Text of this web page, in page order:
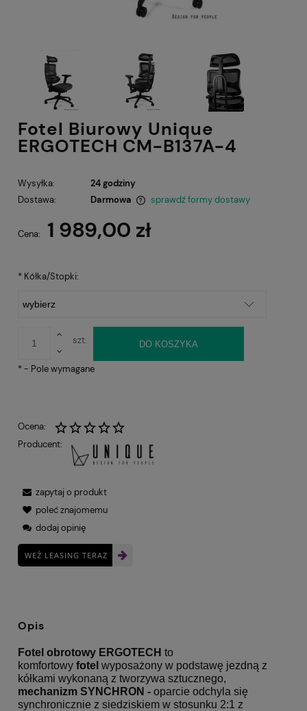
Fotel Biurowy Unique
ERGOTECH CM-B137A-4
Wysyłka:
24 godziny
Dostawa:
Darmowa
sprawdź formy dostawy
Cena: 1 989,00 zł
* Kółka/Stopki:
szt. DO KOSZYKA
*- Pole wymagane
Ocena:
Producent:
zapytaj o produkt
poleć znajomemu
dodaj opinię
WEŹ LEASING TERAZ
Opis
Fotel obrotowy ERGOTECH to
komfortowy fotel wyposażony w podstawę jezdną z
kółkami wykonaną z tworzywa sztucznego,
mechanizm SYNCHRON - oparcie odchyla się
synchronicznie z siedziskiem w stosunku 2:1 z